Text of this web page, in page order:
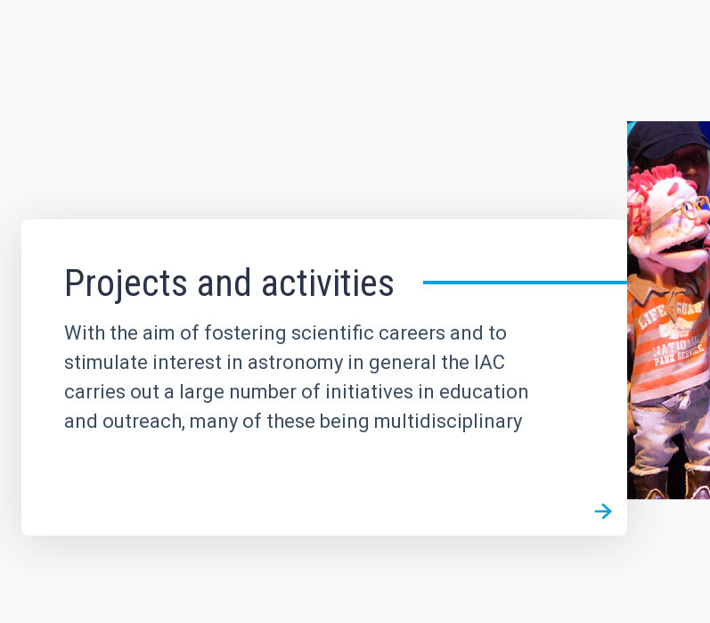
Projects and activities
With the aim of fostering scientific careers and to
stimulate interest in astronomy in general the IAC
carries out a large number of initiatives in education
and outreach, many of these being multidisciplinary